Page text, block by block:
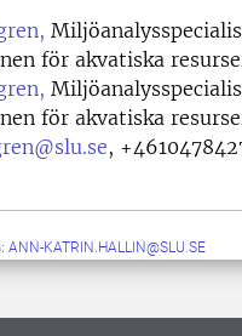
för akvatiska
för akvatiska
,
ANN-KATRIN.HALLIN@SLU.SE